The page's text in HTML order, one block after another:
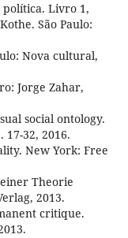
política. Livro 1,
São Paulo:
Nova cultural,
Jorge Zahar,
social ontology.
17-32, 2016.
New York: Free
Theorie
2013.
critique.